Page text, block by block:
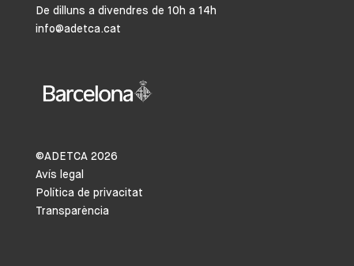
De dilluns a divendres de 10h a 14h
info@adetca.cat
©ADETCA 2026
Avís legal
Política de privacitat
Transparència